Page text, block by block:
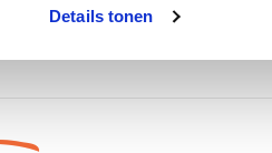
Details tonen